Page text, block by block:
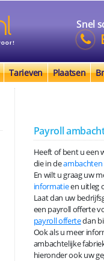
Snel
Tarieven Plaatsen
Payroll
Heeft of bent u een
die in de
En wilt u graag uw
informatieen uitleg
Laat dan uw
een payroll offerte
payroll offertedan
Ook als u meer
ambachtelijke
hieronder ook uw